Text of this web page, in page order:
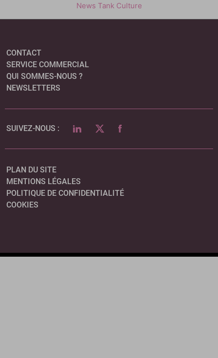
News Tank Culture
CONTACT
SERVICE COMMERCIAL
QUI SOMMES-NOUS ?
NEWSLETTERS
SUIVEZ-NOUS : LINKEDINTWITTERFACEBOOK
PLAN DU SITE
MENTIONS LÉGALES
POLITIQUE DE CONFIDENTIALITÉ
COOKIES